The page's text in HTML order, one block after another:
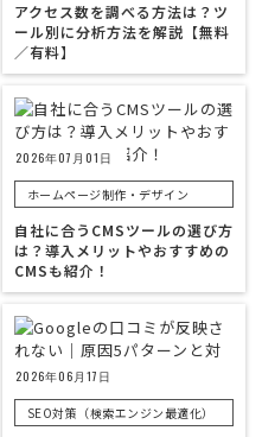
アクセス数を調べる方法は？ツ
ール別に分析方法を解説【無料
／有料】
2026年07月01日
ホームページ制作・デザイン
自社に合うCMSツールの選び方
は？導入メリットやおすすめの
CMSも紹介！
2026年06月17日
SEO対策（検索エンジン最適化）